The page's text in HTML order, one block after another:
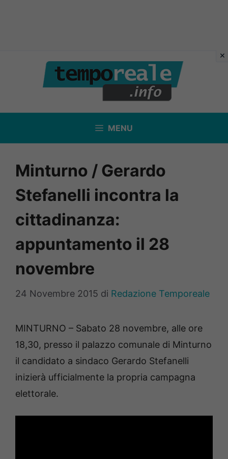
contenuto
MENU
Minturno / Gerardo
Stefanelli incontra la
cittadinanza:
appuntamento il 28
novembre
24 Novembre 2015 di Redazione Temporeale
MINTURNO – Sabato 28 novembre, alle ore
18,30, presso il palazzo comunale di Minturno
il candidato a sindaco Gerardo Stefanelli
inizierà ufficialmente la propria campagna
elettorale.